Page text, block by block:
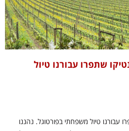
שתפרו עבורנו טיול
עבורנו טיול משפחתי בפורטוגל. נהננו